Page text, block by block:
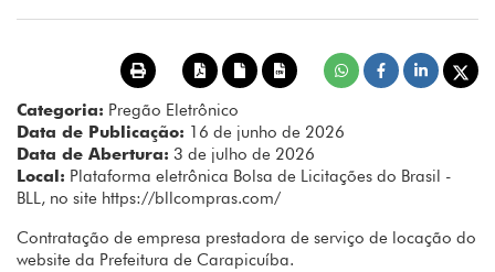
Categoria: Pregão Eletrônico
Data de Publicação: 16 de junho de 2026
Data de Abertura: 3 de julho de 2026
Local: Plataforma eletrônica Bolsa de Licitações do Brasil -
BLL, no site https://bllcompras.com/
Contratação de empresa prestadora de serviço de locação do
website da Prefeitura de Carapicuíba.